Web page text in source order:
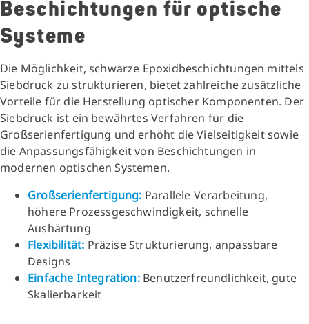
Beschichtungen für optische
Systeme
Die Möglichkeit, schwarze Epoxidbeschichtungen mittels
Siebdruck zu strukturieren, bietet zahlreiche zusätzliche
Vorteile für die Herstellung optischer Komponenten. Der
Siebdruck ist ein bewährtes Verfahren für die
Großserienfertigung und erhöht die Vielseitigkeit sowie
die Anpassungsfähigkeit von Beschichtungen in
modernen optischen Systemen.
Großserienfertigung: Parallele Verarbeitung,
höhere Prozessgeschwindigkeit, schnelle
Aushärtung
Flexibilität: Präzise Strukturierung, anpassbare
Designs
Einfache Integration:Benutzerfreundlichkeit, gute
Skalierbarkeit